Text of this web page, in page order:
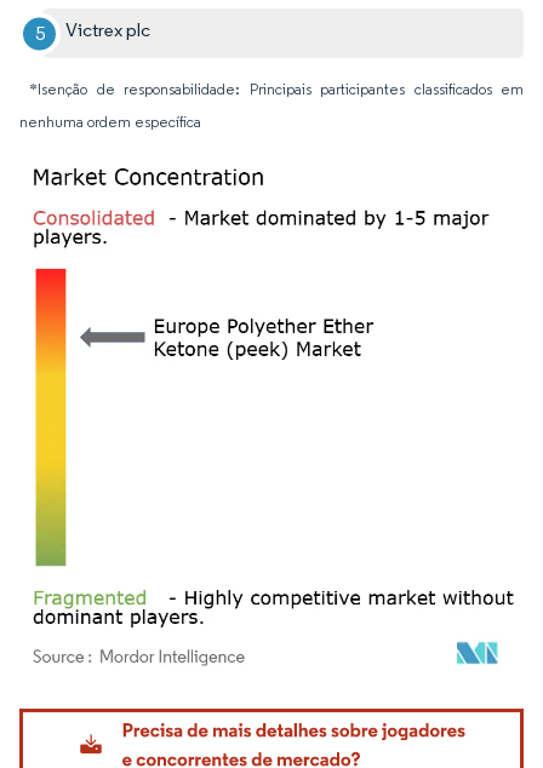
Victrex plc
*Isenção de responsabilidade: Principais participantes classificados em
nenhuma ordem específica
Imagem © Mordor Intelligence. O reuso requer atribuição conforme CC BY 4.0.